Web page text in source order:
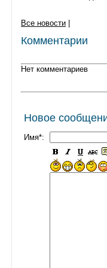
Все новости
Комментарии
Нет комментариев
Новое
Имя*: